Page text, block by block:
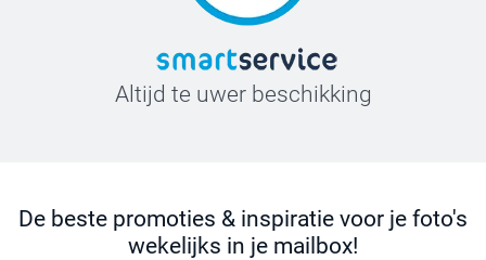
Altijd te uwer beschikking
De beste promoties & inspiratie voor je foto's
wekelijks in je mailbox!